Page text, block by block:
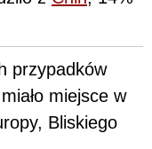
przypadków
miejsce w
Bliskiego